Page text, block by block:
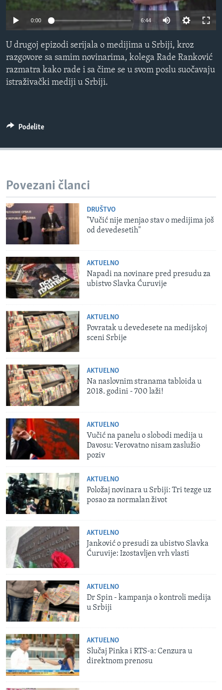
INTERVJU
0:00 6:44
U drugoj epizodi serijala o medijima u Srbiji, kroz
razgovore sa samim novinarima, kolega Rade Ranković
razmatra kako rade i sa čime se u svom poslu suočavaju
istraživački mediji u Srbiji.
Podelite
Povezani članci
DRUŠTVO
"Vučić nije menjao stav o medijima još
od devedesetih"
AKTUELNO
Napadi na novinare pred presudu za
ubistvo Slavka Ćuruvije
AKTUELNO
Povratak u devedesete na medijskoj
sceni Srbije
AKTUELNO
Na naslovnim stranama tabloida u
2018. godini - 700 laži!
AKTUELNO
Vučić na panelu o slobodi medija u
Davosu: Verovatno nisam zaslužio
poziv
AKTUELNO
Položaj novinara u Srbiji: Tri tezge uz
posao za normalan život
AKTUELNO
Janković o presudi za ubistvo Slavka
Ćuruvije: Izostavljen vrh vlasti
AKTUELNO
Dr Spin - kampanja o kontroli medija
u Srbiji
AKTUELNO
Slučaj Pinka i RTS-a: Cenzura u
direktnom prenosu